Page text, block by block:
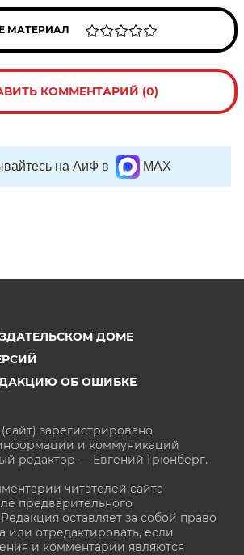
МАТЕРИАЛ
КОММЕНТАРИЙ (0)
на АиФ в MAX
ДОМЕ
ОБ ОШИБКЕ
зарегистрировано
и коммуникаций
редактор — Евгений Грюнберг.
читателей сайта
предварительного
оставляет за собой право
или отредактировать, если
и комментарии являются